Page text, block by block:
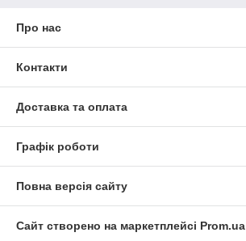
Про нас
Контакти
Доставка та оплата
Графік роботи
Повна версія сайту
Сайт створено на маркетплейсі Prom.ua